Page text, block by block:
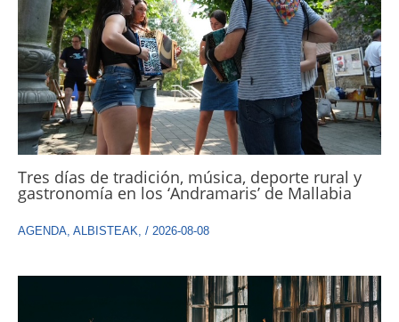
Tres días de tradición, música, deporte rural y
gastronomía en los ‘Andramaris’ de Mallabia
AGENDA ALBISTEAK / 2026-08-08